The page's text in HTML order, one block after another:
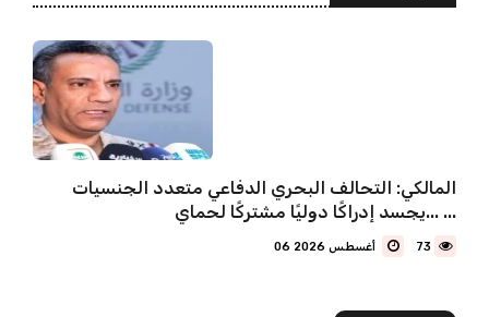
المالكي: التحالف البحري الدفاعي متعدد الجنسيات
يجسد إدراكًا دوليًا مشتركًا لحماي... ...
73